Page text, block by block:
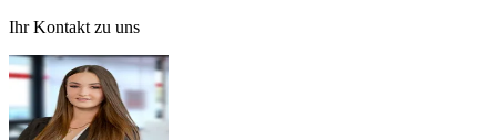
Ihr Kontakt zu uns